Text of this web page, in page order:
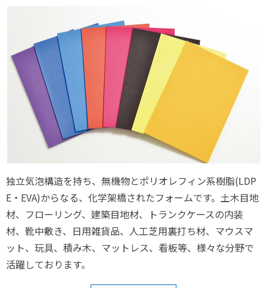
独立気泡構造を持ち、無機物とポリオレフィン系樹脂(LDP
E・EVA)からなる、化学架橋されたフォームです。土木目地
材、フローリング、建築目地材、トランクケースの内装
材、靴中敷き、日用雑貨品、人工芝用裏打ち材、マウスマ
ット、玩具、積み木、マットレス、看板等、様々な分野で
活躍しております。